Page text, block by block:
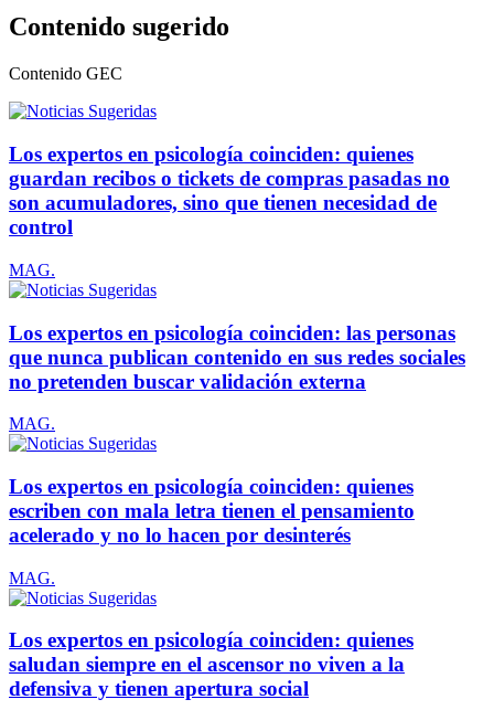
Contenido sugerido
Contenido GEC
Los expertos en psicología coinciden: quienes
guardan recibos o tickets de compras pasadas no
son acumuladores, sino que tienen necesidad de
control
MAG.
Los expertos en psicología coinciden: las personas
que nunca publican contenido en sus redes sociales
no pretenden buscar validación externa
MAG.
Los expertos en psicología coinciden: quienes
escriben con mala letra tienen el pensamiento
acelerado y no lo hacen por desinterés
MAG.
Los expertos en psicología coinciden: quienes
saludan siempre en el ascensor no viven a la
defensiva y tienen apertura social